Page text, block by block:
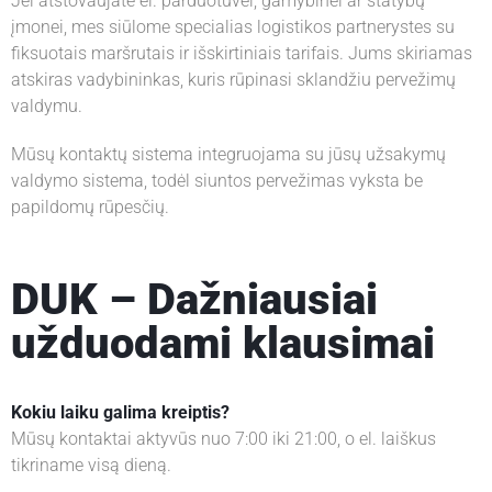
E
N
O
S
įmonei, mes siūlome specialias logistikos partnerystes su
fiksuotais maršrutais ir išskirtiniais tarifais. Jums skiriamas
atskiras vadybininkas, kuris rūpinasi sklandžiu pervežimų
valdymu.
Mūsų kontaktų sistema integruojama su jūsų užsakymų
valdymo sistema, todėl siuntos pervežimas vyksta be
papildomų rūpesčių.
DUK – Dažniausiai
užduodami klausimai
Kokiu laiku galima kreiptis?
Mūsų kontaktai aktyvūs nuo 7:00 iki 21:00, o el. laiškus
tikriname visą dieną.